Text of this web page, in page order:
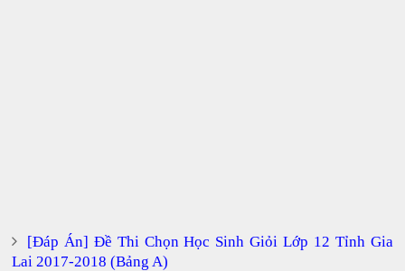
[Đáp Án] Đề Thi Chọn Học Sinh Giỏi Lớp 12 Tỉnh Gia
Lai 2017-2018 (Bảng A)